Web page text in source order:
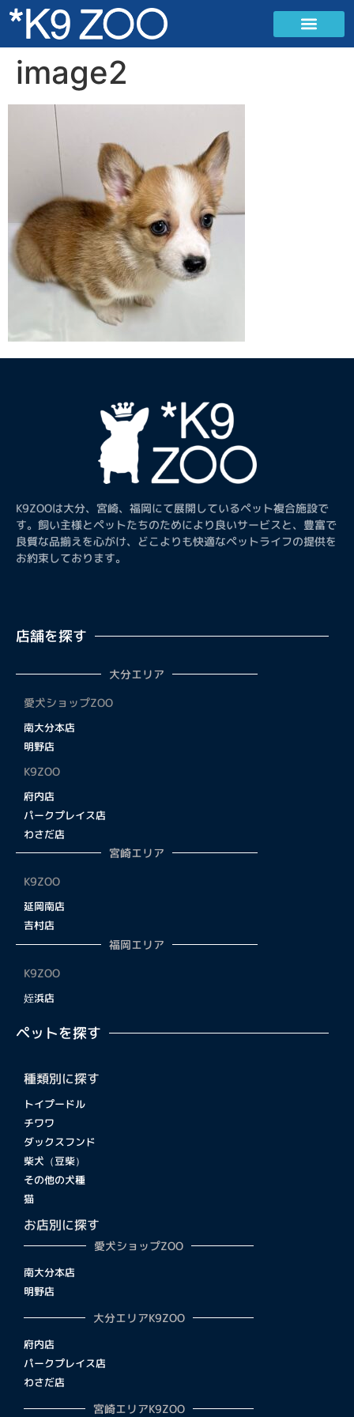
image2
K9ZOOは大分、宮崎、福岡にて展開しているペット複合施設で
す。飼い主様とペットたちのためにより良いサービスと、豊富で
良質な品揃えを心がけ、どこよりも快適なペットライフの提供を
お約束しております。
店舗を探す
大分エリア
愛犬ショップZOO
南大分本店
明野店
K9ZOO
府内店
パークプレイス店
わさだ店
宮崎エリア
K9ZOO
延岡南店
吉村店
福岡エリア
K9ZOO
姪浜店
ペットを探す
種類別に探す
トイプードル
チワワ
ダックスフンド
柴犬（豆柴）
その他の犬種
猫
お店別に探す
愛犬ショップZOO
南大分本店
明野店
大分エリアK9ZOO
府内店
パークプレイス店
わさだ店
宮崎エリアK9ZOO